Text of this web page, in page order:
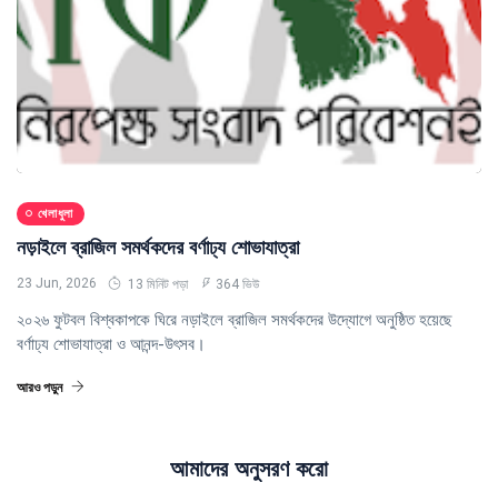
খেলাধুলা
নড়াইলে ব্রাজিল সমর্থকদের বর্ণাঢ্য শোভাযাত্রা
23 Jun, 2026 13 মিনিট পড়া 364 ভিউ
২০২৬ ফুটবল বিশ্বকাপকে ঘিরে নড়াইলে ব্রাজিল সমর্থকদের উদ্যোগে অনুষ্ঠিত হয়েছে
বর্ণাঢ্য শোভাযাত্রা ও আনন্দ-উৎসব।
আরও পড়ুন
আমাদের অনুসরণ করো